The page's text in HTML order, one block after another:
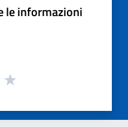
le informazioni